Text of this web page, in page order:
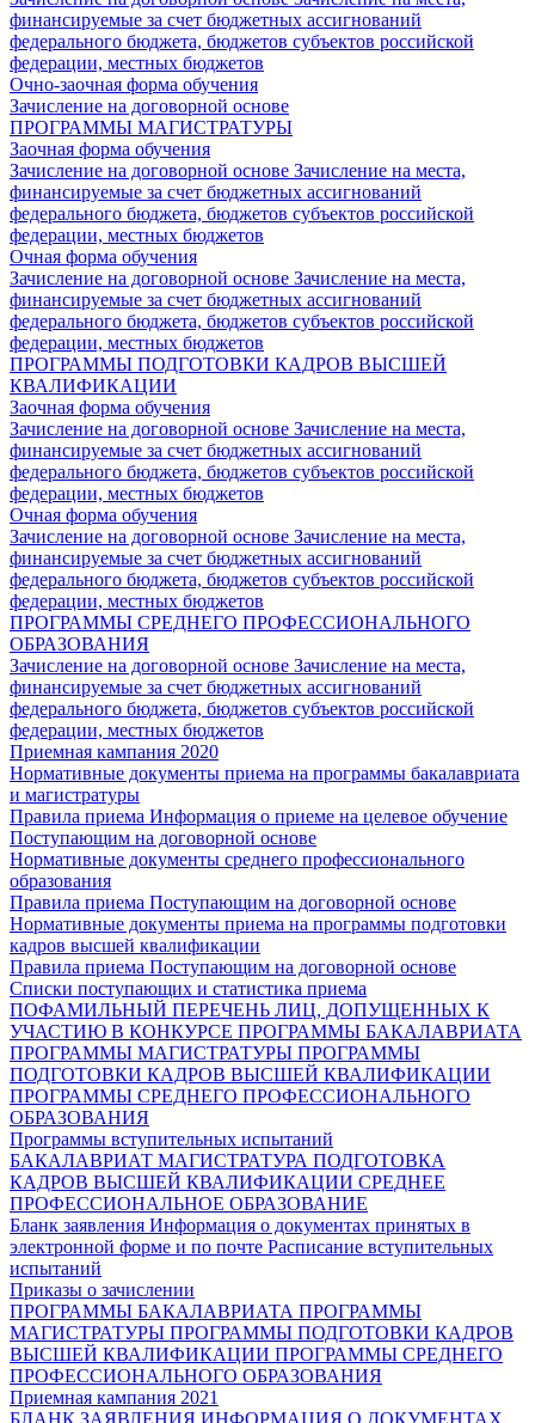
финансируемые за счет бюджетных ассигнований
федерального бюджета, бюджетов субъектов российской
федерации, местных бюджетов
Очно-заочная форма обучения
Зачисление на договорной основе
ПРОГРАММЫ МАГИСТРАТУРЫ
Заочная форма обучения
Зачисление на договорной основе Зачисление на места,
финансируемые за счет бюджетных ассигнований
федерального бюджета, бюджетов субъектов российской
федерации, местных бюджетов
Очная форма обучения
Зачисление на договорной основе Зачисление на места,
финансируемые за счет бюджетных ассигнований
федерального бюджета, бюджетов субъектов российской
федерации, местных бюджетов
ПРОГРАММЫ ПОДГОТОВКИ КАДРОВ ВЫСШЕЙ
КВАЛИФИКАЦИИ
Заочная форма обучения
Зачисление на договорной основе Зачисление на места,
финансируемые за счет бюджетных ассигнований
федерального бюджета, бюджетов субъектов российской
федерации, местных бюджетов
Очная форма обучения
Зачисление на договорной основе Зачисление на места,
финансируемые за счет бюджетных ассигнований
федерального бюджета, бюджетов субъектов российской
федерации, местных бюджетов
ПРОГРАММЫ СРЕДНЕГО ПРОФЕССИОНАЛЬНОГО
ОБРАЗОВАНИЯ
Зачисление на договорной основе Зачисление на места,
финансируемые за счет бюджетных ассигнований
федерального бюджета, бюджетов субъектов российской
федерации, местных бюджетов
Приемная кампания 2020
Нормативные документы приема на программы бакалавриата
и магистратуры
Правила приема Информация о приеме на целевое обучение
Поступающим на договорной основе
Нормативные документы среднего профессионального
образования
Правила приема Поступающим на договорной основе
Нормативные документы приема на программы подготовки
кадров высшей квалификации
Правила приема Поступающим на договорной основе
Списки поступающих и статистика приема
ПОФАМИЛЬНЫЙ ПЕРЕЧЕНЬ ЛИЦ, ДОПУЩЕННЫХ К
УЧАСТИЮ В КОНКУРСЕ ПРОГРАММЫ БАКАЛАВРИАТА
ПРОГРАММЫ МАГИСТРАТУРЫ ПРОГРАММЫ
ПОДГОТОВКИ КАДРОВ ВЫСШЕЙ КВАЛИФИКАЦИИ
ПРОГРАММЫ СРЕДНЕГО ПРОФЕССИОНАЛЬНОГО
ОБРАЗОВАНИЯ
Программы вступительных испытаний
БАКАЛАВРИАТ МАГИСТРАТУРА ПОДГОТОВКА
КАДРОВ ВЫСШЕЙ КВАЛИФИКАЦИИ СРЕДНЕЕ
ПРОФЕССИОНАЛЬНОЕ ОБРАЗОВАНИЕ
Бланк заявления Информация о документах принятых в
электронной форме и по почте Расписание вступительных
испытаний
Приказы о зачислении
ПРОГРАММЫ БАКАЛАВРИАТА ПРОГРАММЫ
МАГИСТРАТУРЫ ПРОГРАММЫ ПОДГОТОВКИ КАДРОВ
ВЫСШЕЙ КВАЛИФИКАЦИИ ПРОГРАММЫ СРЕДНЕГО
ПРОФЕССИОНАЛЬНОГО ОБРАЗОВАНИЯ
Приемная кампания 2021
БЛАНК ЗАЯВЛЕНИЯ ИНФОРМАЦИЯ О ДОКУМЕНТАХ